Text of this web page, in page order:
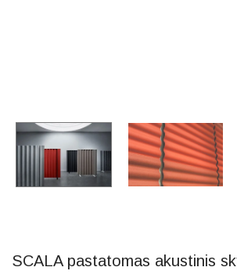
SCALA pastatomas akustinis